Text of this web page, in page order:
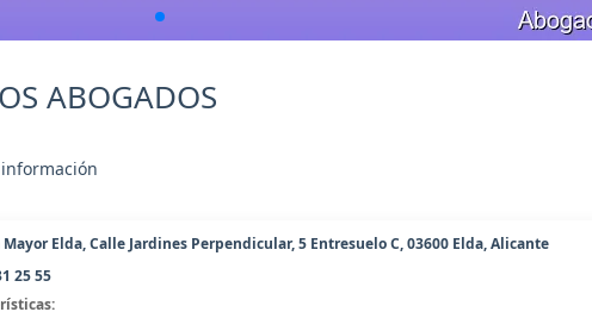
ABOGADOS
Elda, Calle Jardines Perpendicular, 5 Entresuelo C, 03600 Elda, Alicante
25 55